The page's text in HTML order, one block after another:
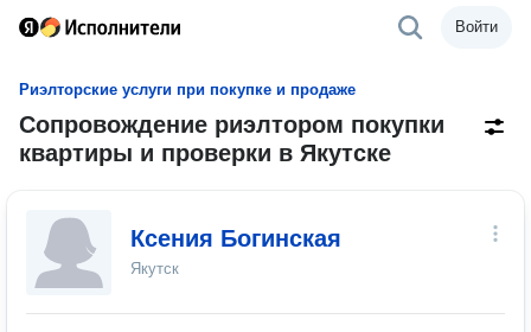
Войти
Риэлторские услуги при покупке и продаже
Сопровождение риэлтором покупки
квартиры и проверки в Якутске
Ксения Богинская
Якутск